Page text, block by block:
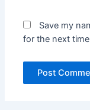
Save my
for the next